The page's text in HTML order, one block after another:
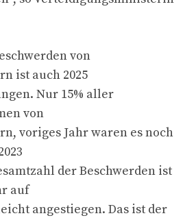
von
ist auch 2025
Nur 15% aller
von
voriges Jahr waren es noch
der Beschwerden ist
auf
angestiegen. Das ist der